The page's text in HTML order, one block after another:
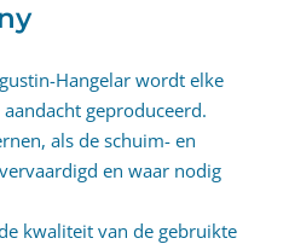
Hangelar wordt elke
geproduceerd.
als de schuim- en
en waar nodig
kwaliteit van de gebruikte